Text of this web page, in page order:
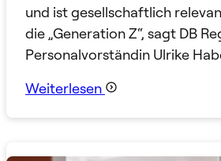
und ist gesellschaftlich
die „Generation Z“, sagt DB
Personalvorständin Ulrike
Weiterlesen